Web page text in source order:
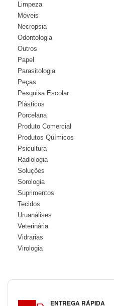
Limpeza
Móveis
Necropsia
Odontologia
Outros
Papel
Parasitologia
Peças
Pesquisa Escolar
Plásticos
Porcelana
Produto Comercial
Produtos Químicos
Psicultura
Radiologia
Soluções
Sorologia
Suprimentos
Tecidos
Uruanálises
Veterinária
Vidrarias
Virologia
ENTREGA RÁPIDA